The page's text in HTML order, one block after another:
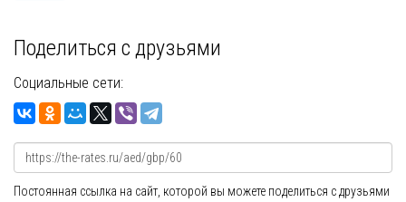
Поделиться с друзьями
Социальные сети:
Постоянная ссылка на сайт, которой вы можете поделиться с друзьями